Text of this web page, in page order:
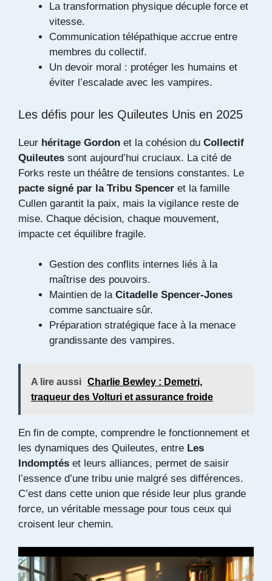
La transformation physique décuple force et
vitesse.
Communication télépathique accrue entre
membres du collectif.
Un devoir moral : protéger les humains et
éviter l’escalade avec les vampires.
Les défis pour les Quileutes Unis en 2025
Leur héritage Gordon et la cohésion du Collectif
Quileutes sont aujourd’hui cruciaux. La cité de
Forks reste un théâtre de tensions constantes. Le
pacte signé par la Tribu Spencer et la famille
Cullen garantit la paix, mais la vigilance reste de
mise. Chaque décision, chaque mouvement,
impacte cet équilibre fragile.
Gestion des conflits internes liés à la
maîtrise des pouvoirs.
Maintien de la Citadelle Spencer-Jones
comme sanctuaire sûr.
Préparation stratégique face à la menace
grandissante des vampires.
A lire aussi Charlie Bewley : Demetri,
traqueur des Volturi et assurance froide
En fin de compte, comprendre le fonctionnement et
les dynamiques des Quileutes, entre Les
Indomptés et leurs alliances, permet de saisir
l’essence d’une tribu unie malgré ses différences.
C’est dans cette union que réside leur plus grande
force, un véritable message pour tous ceux qui
croisent leur chemin.